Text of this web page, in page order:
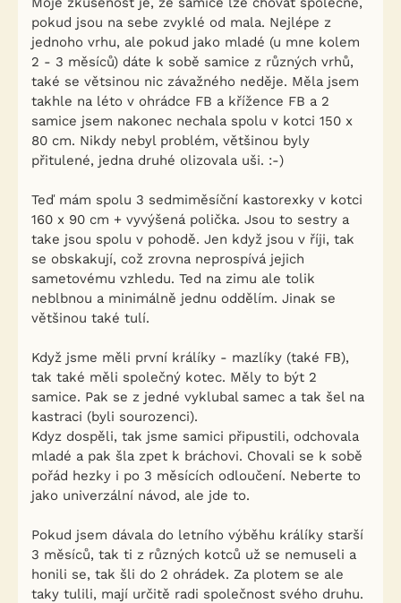
pokud jsou na sebe zvyklé od mala. Nejlépe z
jednoho vrhu, ale pokud jako mladé (u mne kolem
2 - 3 měsíců) dáte k sobě samice z různých vrhů,
také se větsinou nic závažného neděje. Měla jsem
takhle na léto v ohrádce FB a křížence FB a 2
samice jsem nakonec nechala spolu v kotci 150 x
80 cm. Nikdy nebyl problém, většinou byly
přitulené, jedna druhé olizovala uši. :-)
Teď mám spolu 3 sedmiměsíční kastorexky v kotci
160 x 90 cm + vyvýšená polička. Jsou to sestry a
take jsou spolu v pohodě. Jen když jsou v říji, tak
se obskakují, což zrovna neprospívá jejich
sametovému vzhledu. Ted na zimu ale tolik
neblbnou a minimálně jednu oddělím. Jinak se
většinou také tulí.
Když jsme měli první králíky - mazlíky (také FB),
tak také měli společný kotec. Měly to být 2
samice. Pak se z jedné vyklubal samec a tak šel na
kastraci (byli sourozenci).
Kdyz dospěli, tak jsme samici připustili, odchovala
mladé a pak šla zpet k bráchovi. Chovali se k sobě
pořád hezky i po 3 měsících odloučení. Neberte to
jako univerzální návod, ale jde to.
Pokud jsem dávala do letního výběhu králíky starší
3 měsíců, tak ti z různých kotců už se nemuseli a
honili se, tak šli do 2 ohrádek. Za plotem se ale
taky tulili, mají určitě radi společnost svého druhu.